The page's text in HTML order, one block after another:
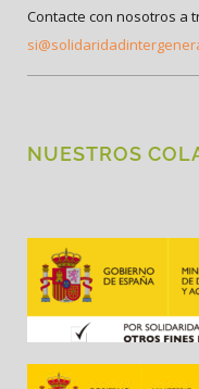
Contacte con nosotros a
NUESTROS